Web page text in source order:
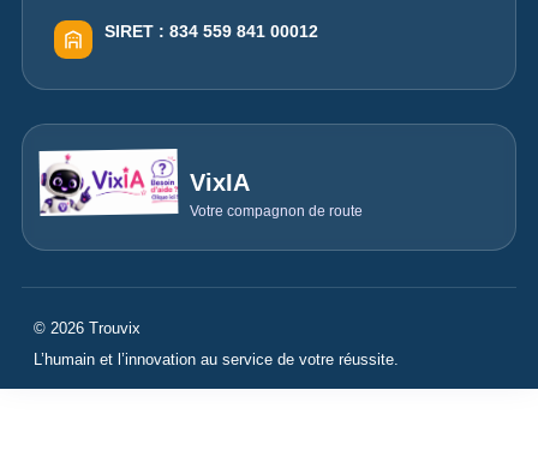
SIRET : 834 559 841 00012
VixIA
Votre compagnon de route
© 2026 Trouvix
L’humain et l’innovation au service de votre réussite.